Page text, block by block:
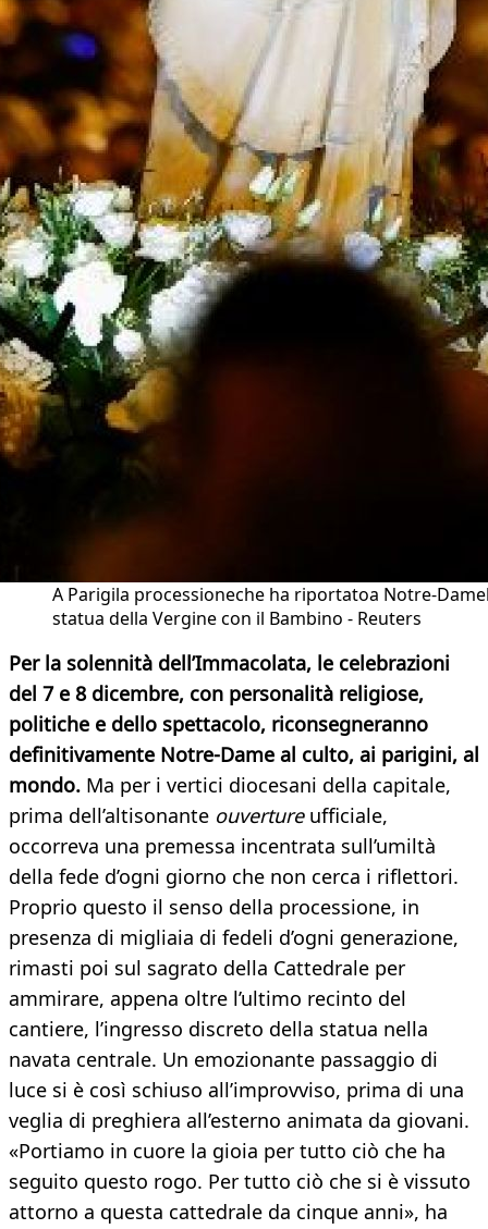
A Parigila processioneche ha riportatoa Notre-
statua della Vergine con il Bambino - Reuters
Per la solennità dell’Immacolata, le celebrazioni
del 7 e 8 dicembre, con personalità religiose,
politiche e dello spettacolo, riconsegneranno
definitivamente Notre-Dame al culto, ai parigini, al
mondo. Ma per i vertici diocesani della capitale,
prima dell’altisonante ouvertureufficiale,
occorreva una premessa incentrata sull’umiltà
della fede d’ogni giorno che non cerca i riflettori.
Proprio questo il senso della processione, in
presenza di migliaia di fedeli d’ogni generazione,
rimasti poi sul sagrato della Cattedrale per
ammirare, appena oltre l’ultimo recinto del
cantiere, l’ingresso discreto della statua nella
navata centrale. Un emozionante passaggio di
luce si è così schiuso all’improvviso, prima di una
veglia di preghiera all’esterno animata da giovani.
«Portiamo in cuore la gioia per tutto ciò che ha
seguito questo rogo. Per tutto ciò che si è vissuto
attorno a questa cattedrale da cinque anni», ha